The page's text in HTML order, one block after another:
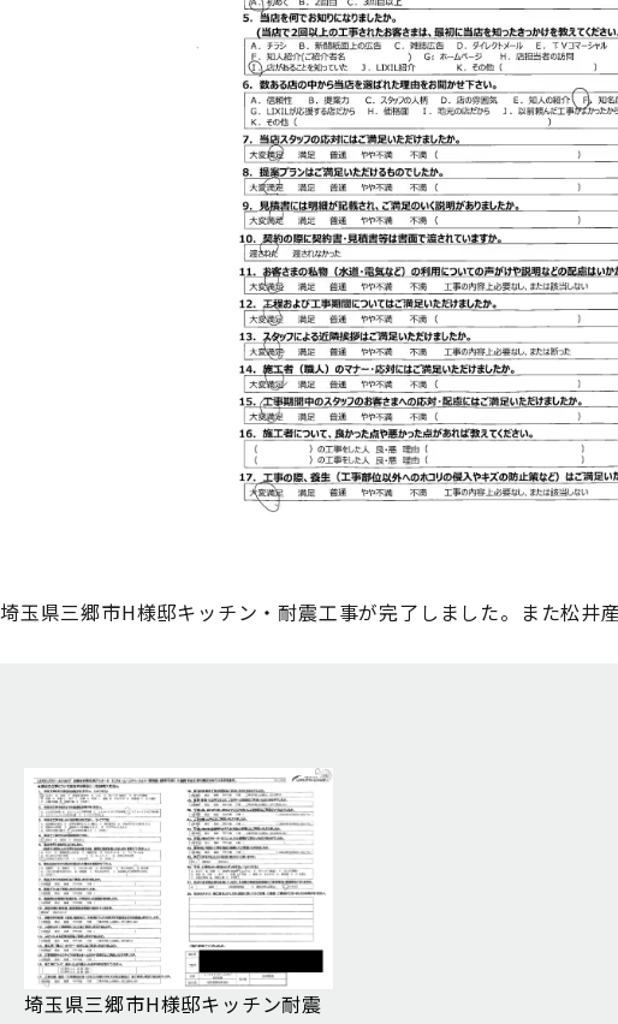
埼玉県三郷市H様邸キッチン・耐震工事が完了しました。また松
埼玉県三郷市H様邸キッチン耐震